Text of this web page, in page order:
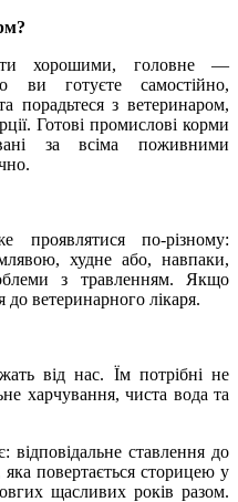
хорошими, головне —
ви готуєте самостійно,
порадьтеся з ветеринаром,
Готові промислові корми
за всіма поживними
проявлятися по-різному:
худне або, навпаки,
з травленням. Якщо
до ветеринарного лікаря.
від нас. Їм потрібні не
харчування, чиста вода та
ставлення до
повертається сторицею у
щасливих років разом.